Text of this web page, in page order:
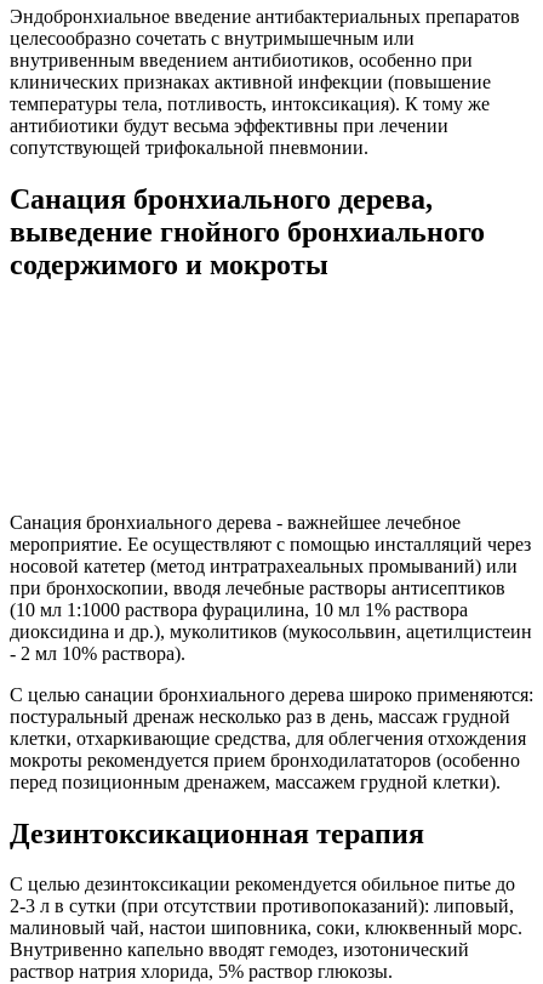
Эндобронхиальное введение антибактериальных препаратов
целесообразно сочетать с внутримышечным или
внутривенным введением антибиотиков, особенно при
клинических признаках активной инфекции (повышение
температуры тела, потливость, интоксикация). К тому же
антибиотики будут весьма эффективны при лечении
сопутствующей трифокальной пневмонии.
Санация бронхиального дерева,
выведение гнойного бронхиального
содержимого и мокроты
Санация бронхиального дерева - важнейшее лечебное
мероприятие. Ее осуществляют с помощью инсталляций через
носовой катетер (метод интратрахеальных промываний) или
при бронхоскопии, вводя лечебные растворы антисептиков
(10 мл 1:1000 раствора фурацилина, 10 мл 1% раствора
диоксидина и др.), муколитиков (мукосольвин, ацетилцистеин
- 2 мл 10% раствора).
С целью санации бронхиального дерева широко применяются:
постуральный дренаж несколько раз в день, массаж грудной
клетки, отхаркивающие средства, для облегчения отхождения
мокроты рекомендуется прием бронходилататоров (особенно
перед позиционным дренажем, массажем грудной клетки).
Дезинтоксикационная терапия
С целью дезинтоксикации рекомендуется обильное питье до
2-3 л в сутки (при отсутствии противопоказаний): липовый,
малиновый чай, настои шиповника, соки, клюквенный морс.
Внутривенно капельно вводят гемодез, изотонический
раствор натрия хлорида, 5% раствор глюкозы.